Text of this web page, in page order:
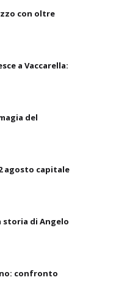
con oltre
a Vaccarella:
del
agosto capitale
storia di Angelo
confronto